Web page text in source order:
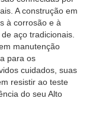
A construção em
à corrosão e à
aço tradicionais.
manutenção
para os
cuidados, suas
resistir ao teste
do seu Alto